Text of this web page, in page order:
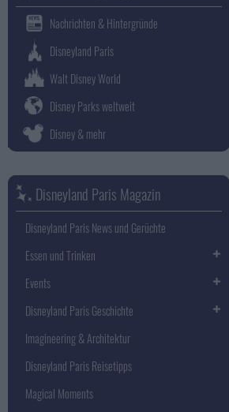
Nachrichten & Hintergründe
Disneyland Paris
Walt Disney World
Disney Parks weltweit
Disney & mehr
Disneyland Paris Magazin
Disneyland Paris News und Gerüchte
Essen und Trinken
Events
Disneyland Paris Geschichte
Imagineering & Architektur
Disneyland Paris Reisetipps
Magical Moments